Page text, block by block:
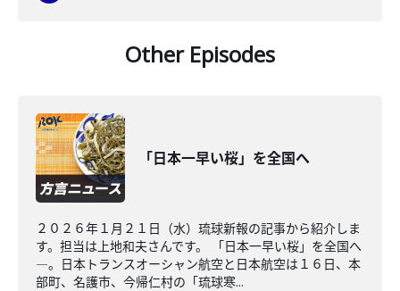
Other Episodes
「日本一早い桜」を全国へ
２０２６年１月２１日（水）琉球新報の記事から紹介しま
す。担当は上地和夫さんです。 「日本一早い桜」を全国へ
―。日本トランスオーシャン航空と日本航空は１６日、本
部町、名護市、今帰仁村の「琉球寒...